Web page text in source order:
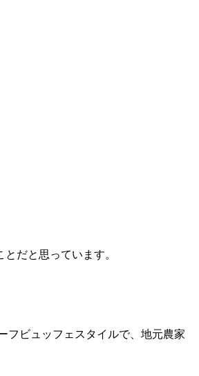
だと思っています。
フビュッフェスタイルで、地元農家